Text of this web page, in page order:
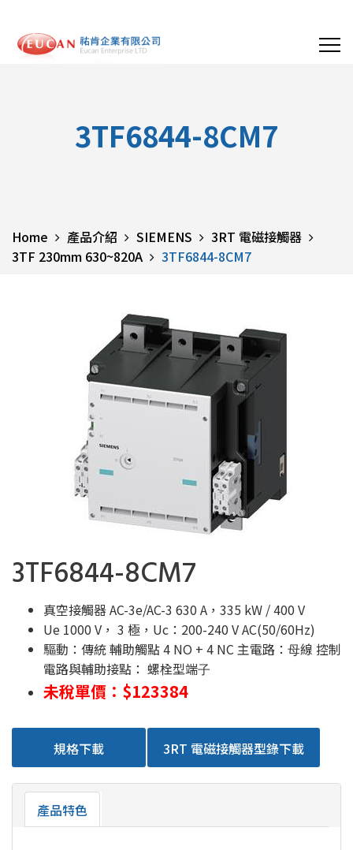
3TF6844-8CM7
Home 產品介紹 SIEMENS
3RT 電磁接觸器
3TF 230mm 630~820A
3TF6844-8CM7
3TF6844-8CM7
真空接觸器 AC-3e/AC-3 630 A，335 kW / 400 V
Ue 1000 V， 3 極，Uc：200-240 V AC(50/60Hz)
驅動：傳統 輔助觸點 4 NO + 4 NC 主電路：⺟線 控制
電路與輔助接點： 螺栓型端⼦
未稅單價：$123384
規格下載 3RT 電磁接觸器型錄下載
產品特色